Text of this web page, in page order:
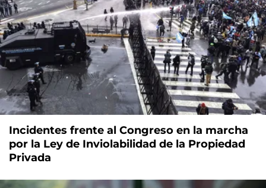
Incidentes frente al Congreso en la marcha
por la Ley de Inviolabilidad de la Propiedad
Privada